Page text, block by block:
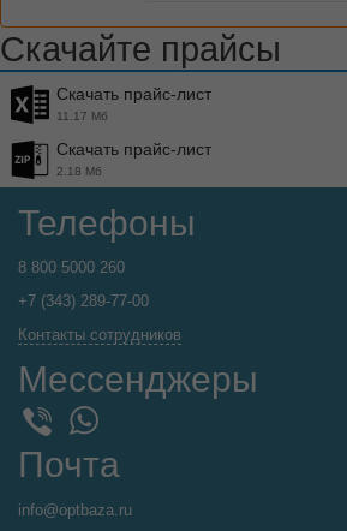
Скачайте прайсы
Скачать прайс-лист
11.17 Мб
Скачать прайс-лист
2.18 Мб
Телефоны
8 800 5000 260
+7 (343) 289-77-00
Контакты сотрудников
Мессенджеры
WhatsApp
Почта
info@optbaza.ru